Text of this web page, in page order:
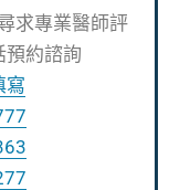
求專業醫師評
預約諮詢
寫